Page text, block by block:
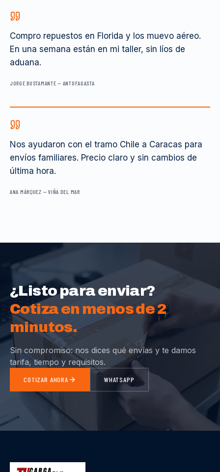
Compro repuestos en Florida y los muevo aéreo.
En una semana están en mi taller, sin líos de
aduana.
JORGE BUSTAMANTE — ANTOFAGASTA
Nos ayudaron con el tramo Chile a Caracas para
envíos familiares. Precio claro y sin cambios de
última hora.
ANA MÁRQUEZ —VIÑA DEL MAR
¿Listo para enviar?
Cotiza en menos de 2
minutos.
Sin compromiso: nos dices qué envías y te damos
tarifa, tiempo y requisitos.
COTIZAR AHORA WHATSAPP